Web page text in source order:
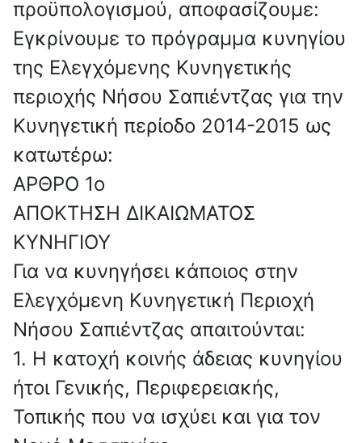
προϋπολογισμού, αποφασίζουμε:
Εγκρίνουμε το πρόγραμμα κυνηγίου
της Ελεγχόμενης Κυνηγετικής
περιοχής Νήσου Σαπιέντζας για την
Κυνηγετική περίοδο 2014-2015 ως
κατωτέρω:
ΑΡΘΡΟ 1o
ΑΠΟΚΤΗΣΗ ΔΙΚΑΙΩΜΑΤΟΣ
ΚΥΝΗΓΙΟΥ
Για να κυνηγήσει κάποιος στην
Ελεγχόμενη Κυνηγετική Περιοχή
Νήσου Σαπιέντζας απαιτούνται:
1. Η κατοχή κοινής άδειας κυνηγίου
ήτοι Γενικής, Περιφερειακής,
Τοπικής που να ισχύει και για τον